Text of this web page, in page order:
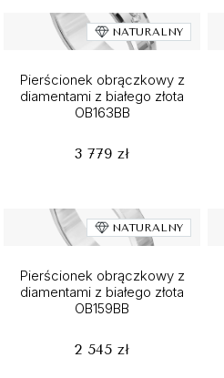
NATURALNY
Pierścionek obrączkowy z
diamentami z białego złota
OB163BB
3 779 zł
NATURALNY
Pierścionek obrączkowy z
diamentami z białego złota
OB159BB
2 545 zł